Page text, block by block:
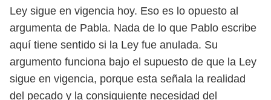
Ley sigue en vigencia hoy. Eso es lo opuesto al
argumenta de Pabla. Nada de lo que Pablo escribe
aquí tiene sentido si la Ley fue anulada. Su
argumento funciona bajo el supuesto de que la Ley
sigue en vigencia, porque esta señala la realidad
del pecado y la consiguiente necesidad del